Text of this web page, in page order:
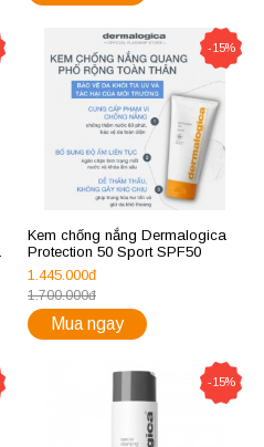
-15%
Kem chống nắng Dermalogica
Protection 50 Sport SPF50
1.445.000đ
1.700.000đ
Mua ngay
-15%